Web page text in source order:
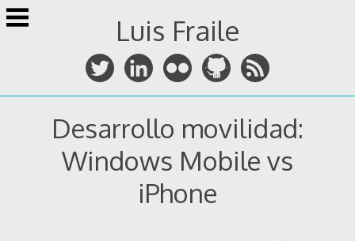
Skip
to
Luis Fraile
Desarrollo movilidad:
Windows Mobile vs
iPhone